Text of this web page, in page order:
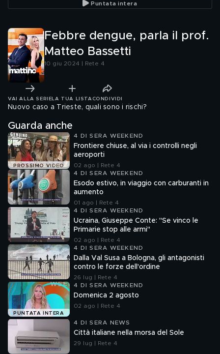
importa"
Puntata intera
Febbre dengue, parla il prof.
Matteo Bassetti
10 giu 2024 | Rete 4
VAI ALLA SERIE LA TUA LISTA CONDIVIDI
Nuovo caso a Trieste, quali sono i rischi?
Guarda anche
PROSSIMO VIDEO
4 DI SERA WEEKEND
Frontiere chiuse, al via i controlli negli
aeroporti
02 ago | Rete 4
4 DI SERA WEEKEND
Esodo estivo, in viaggio con carburanti in
aumento
01 ago | Rete 4
4 DI SERA WEEKEND
Ucraina, Giuseppe Conte: "Se vinco le
Primarie stop alle armi"
02 ago | Rete 4
4 DI SERA WEEKEND
Dalla Val Susa a Bologna, gli antagonisti
contro le forze dell'ordine
26 lug | Rete 4
PUNTATA INTERA
4 DI SERA WEEKEND
Domenica 2 agosto
02 ago | Rete 4
4 DI SERA NEWS
Città italiane nella morsa del Sole
29 lug | Rete 4